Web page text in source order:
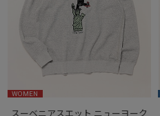
WOMEN
スーベニアスエット ニューヨーク